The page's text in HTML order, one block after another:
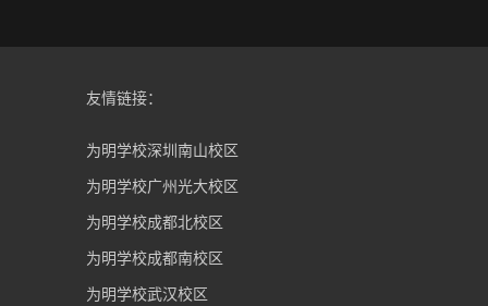
友情链接：
为明学校深圳南山校区
为明学校广州光大校区
为明学校成都北校区
为明学校成都南校区
为明学校武汉校区